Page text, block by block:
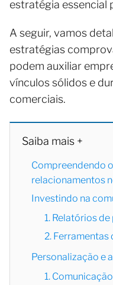
estratégia essencial
A seguir, vamos
estratégias
podem auxiliar
vínculos sólidos e
comerciais.
Saiba mais +
Compreendendo
relacionamentos
Investindo na
1. Relatórios
2.
Personalização e
1.